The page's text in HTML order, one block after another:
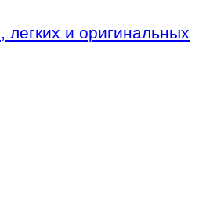
легких и оригинальных